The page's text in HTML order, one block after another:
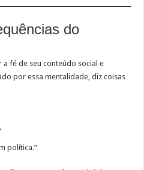
do
fé de seu conteúdo social e
por essa mentalidade, diz coisas
política.”